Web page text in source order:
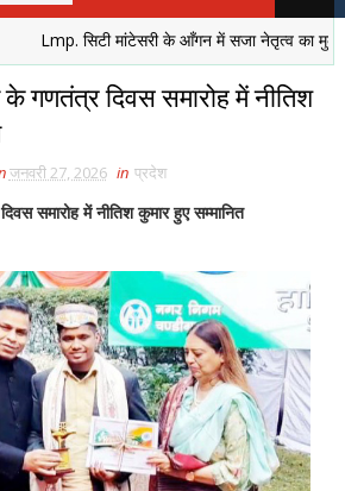
Lmp. सिटी मांटेसरी के आँगन में सजा नेतृत्व का मुकुट,
गणतंत्र दिवस समारोह में नीतिश
जनवरी 27, 2026 in प्रदेश
समारोह में नीतिश कुमार हुए सम्मानित